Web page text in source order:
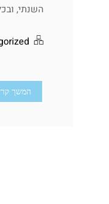
השנתי,
המשך